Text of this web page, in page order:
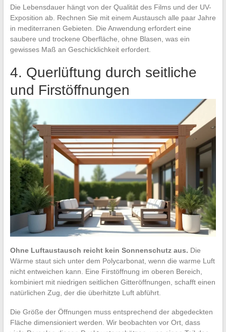
Die Lebensdauer hängt von der Qualität des Films und der UV-
Exposition ab. Rechnen Sie mit einem Austausch alle paar Jahre
in mediterranen Gebieten. Die Anwendung erfordert eine
saubere und trockene Oberfläche, ohne Blasen, was ein
gewisses Maß an Geschicklichkeit erfordert.
4. Querlüftung durch seitliche
und Firstöffnungen
Ohne Luftaustausch reicht kein Sonnenschutz aus. Die
Wärme staut sich unter dem Polycarbonat, wenn die warme Luft
nicht entweichen kann. Eine Firstöffnung im oberen Bereich,
kombiniert mit niedrigen seitlichen Gitteröffnungen, schafft einen
natürlichen Zug, der die überhitzte Luft abführt.
Die Größe der Öffnungen muss entsprechend der abgedeckten
Fläche dimensioniert werden. Wir beobachten vor Ort, dass